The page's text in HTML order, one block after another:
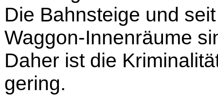
Die Bahnsteige und
Waggon-Innenräume
Daher ist die
gering.